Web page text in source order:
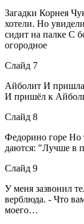
Загадки Корнея
хотели. Но
сидит на палке С
огородное
Слайд 7
Айболит И
И пришёл к
Слайд 8
Федорино горе Но
даются: "Лучше в
Слайд 9
У меня зазвонил
верблюда. - Что
моего…